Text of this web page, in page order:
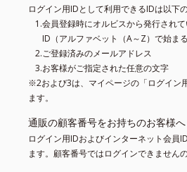
ログイン用IDとして利用できるIDは以下
会員登録時にオルビスから発行され
ID（アルファベット（A～Z）で始まる
ご登録済みのメールアドレス
お客様がご指定された任意の文字
※2および3は、マイページの「ログイン
ます。
通販の顧客番号をお持ちのお客様へ
ログイン用IDおよびインターネット会員
ます。顧客番号ではログインできません